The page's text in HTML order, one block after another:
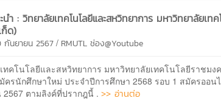
นำ : วิทยาลัยเทคโนโลยีและสหวิทยาการ มหาวิทยาลัยเท
ก็ด)
กันยายน 2567/ RMUTL ช่อง@Youtube
ทคโนโลยีและสหวิทยาการ มหาวิทยาลัยเทคโนโลยีราชมง
ครนักศึกษาใหม่ ประจำปีการศึกษา 2568 รอบ 1 สมัครออ
2567 ตามลิงค์ที่ปรากฎนี้ .>> อ่านต่อ